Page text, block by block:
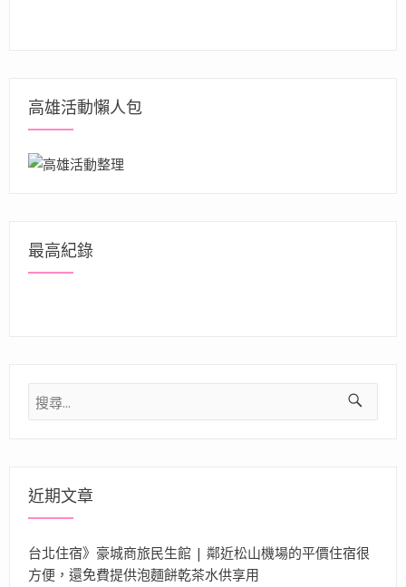
高雄活動懶人包
最高紀錄
搜
尋
近期文章
台北住宿》豪城商旅民生館 | 鄰近松山機場的平價住宿很
方便，還免費提供泡麵餅乾茶水供享用